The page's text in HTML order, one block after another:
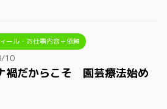
ール・お仕事内容＋依頼
10
禍だからこそ 園芸療法始め